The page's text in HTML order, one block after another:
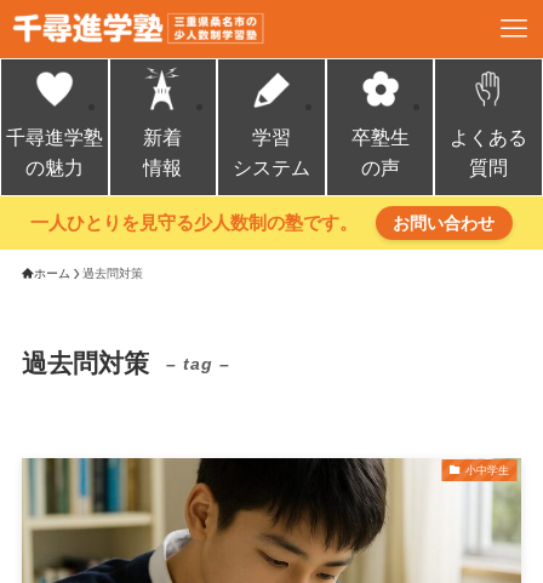
千尋進学塾
の魅力
新着
情報
学習
システム
卒塾生
の声
よくある
質問
一人ひとりを見守る少人数制の塾です。 お問い合わせ
ホーム 過去問対策
過去問対策 – tag –
小中学生